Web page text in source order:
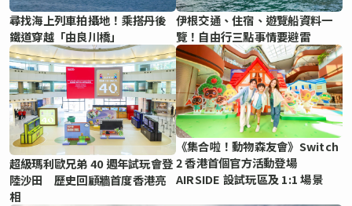
尋找海上列車拍攝地！乘搭丹後
鐵道穿越「由良川橋」
伊根交通、住宿、遊覽船資料一
覽！自由行三點事情要避雷
超級瑪利歐兄弟 40 週年試玩會登
陸沙田 歷史回顧牆首度香港亮
相
《集合啦！動物森友會》Switch
2 香港首個官方活動登場
AIRSIDE 設試玩區及 1:1 場景